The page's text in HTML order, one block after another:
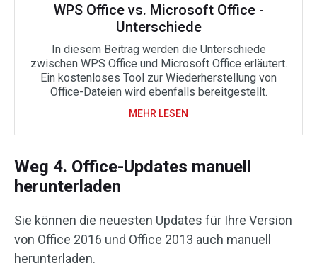
WPS Office vs. Microsoft Office -
Unterschiede
In diesem Beitrag werden die Unterschiede
zwischen WPS Office und Microsoft Office erläutert.
Ein kostenloses Tool zur Wiederherstellung von
Office-Dateien wird ebenfalls bereitgestellt.
MEHR LESEN
Weg 4. Office-Updates manuell
herunterladen
Sie können die neuesten Updates für Ihre Version
von Office 2016 und Office 2013 auch manuell
herunterladen.